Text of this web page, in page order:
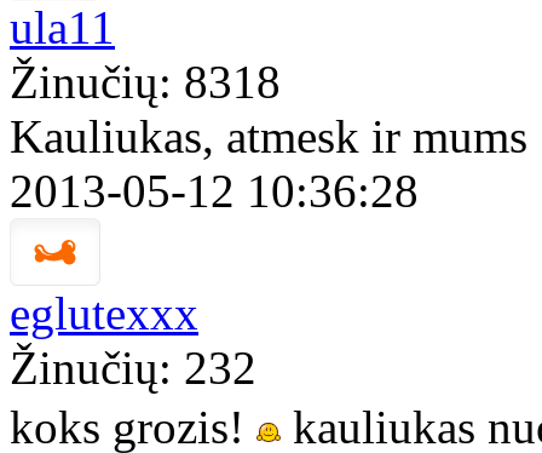
ula11
Žinučių: 8318
Kauliukas, atmesk ir mums
2013-05-12 10:36:28
eglutexxx
Žinučių: 232
koks grozis!
kauliukas